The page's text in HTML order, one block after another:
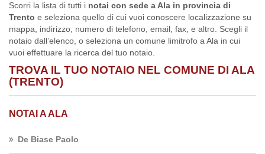
Scorri la lista di tutti i notai con sede a Ala in provincia di
Trento e seleziona quello di cui vuoi conoscere localizzazione su
mappa, indirizzo, numero di telefono, email, fax, e altro. Scegli il
notaio dall’elenco, o seleziona un comune limitrofo a Ala in cui
vuoi effettuare la ricerca del tuo notaio.
TROVA IL TUO NOTAIO NEL COMUNE DI ALA
(TRENTO)
NOTAI A ALA
De Biase Paolo